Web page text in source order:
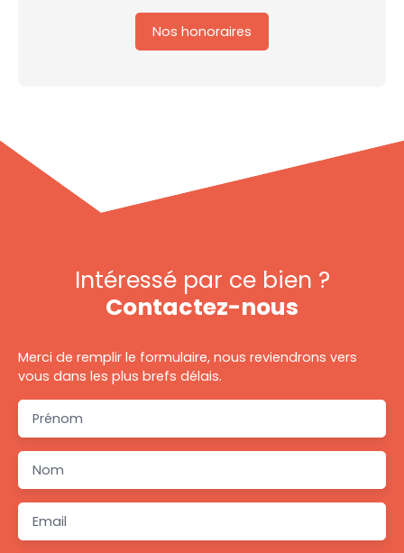
Nos honoraires
Intéressé par ce bien ?
Contactez-nous
Merci de remplir le formulaire, nous reviendrons vers
vous dans les plus brefs délais.
Prénom
Nom
Email